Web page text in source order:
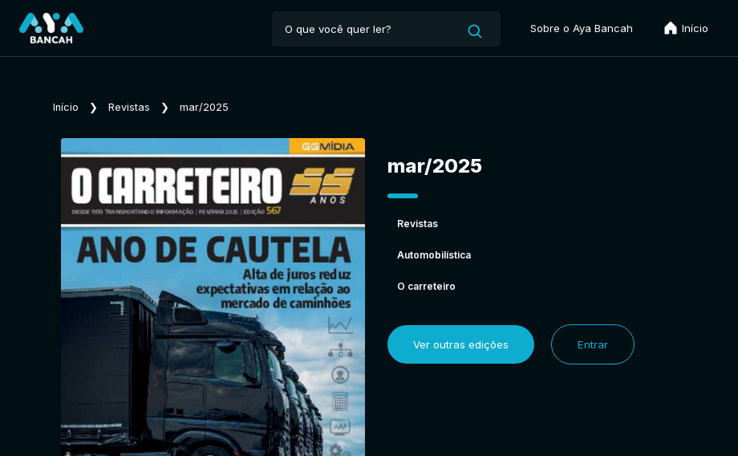
Sobre o Aya Bancah Início
Início ❯ Revistas ❯ mar/2025
mar/2025
Revistas
Automobilística
O carreteiro
Ver outras edições Entrar